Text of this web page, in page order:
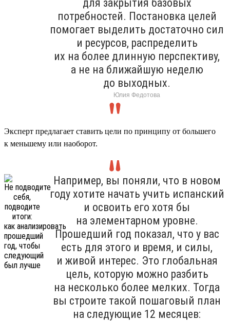
для закрытия базовых
потребностей. Постановка целей
помогает выделить достаточно сил
и ресурсов, распределить
их на более длинную перспективу,
а не на ближайшую неделю
до выходных.
Юлия Федотова
Эксперт предлагает ставить цели по принципу от большего
к меньшему или наоборот.
Например, вы поняли, что в новом
году хотите начать учить испанский
и освоить его хотя бы
на элементарном уровне.
Прошедший год показал, что у вас
есть для этого и время, и силы,
и живой интерес. Это глобальная
цель, которую можно разбить
на несколько более мелких. Тогда
вы строите такой пошаговый план
на следующие 12 месяцев: